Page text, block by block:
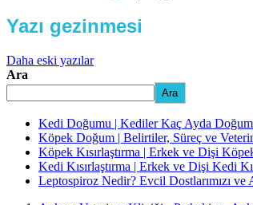
Yazı gezinmesi
Daha eski yazılar
Ara
Ara
Kedi Doğumu | Kediler Kaç Ayda
Köpek Doğum | Belirtiler, Süreç ve
Köpek Kısırlaştırma | Erkek ve Dişi
Kedi Kısırlaştırma | Erkek ve Dişi Kedi
Leptospiroz Nedir? Evcil Dostlarımızı